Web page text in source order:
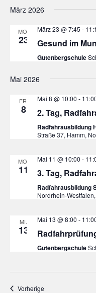
März 2026
MO.
23
März 23 @ 7:45 -
Gesund im
Gutenbergschule
Mai 2026
FR.
8
Mai 8 @ 10:00 -
2. Tag,
Radfahrausbildung
Straße 37, Hamm,
MO.
11
Mai 11 @ 10:00 -
3. Tag,
Radfahrausbildung
Nordrhein-
MI.
13
Mai 13 @ 8:00 -
Gutenbergschule
VorherigeVeranstaltungen